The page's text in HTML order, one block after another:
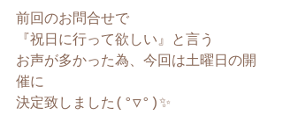
前回のお問合せで
『祝日に行って欲しい』と言う
お声が多かった為、今回は土曜日の開
催に
決定致しました(°▽°)✨